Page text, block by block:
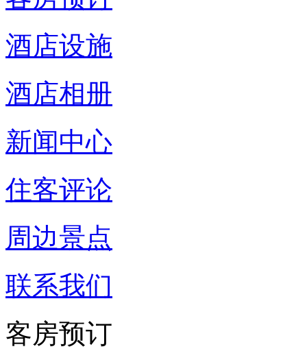
酒店设施
酒店相册
新闻中心
住客评论
周边景点
联系我们
客房预订